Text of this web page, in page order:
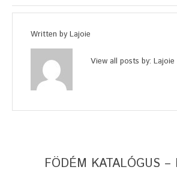
Written by Lajoie
View all posts by: Lajoie
FÖDÉM KATALÓGUS –